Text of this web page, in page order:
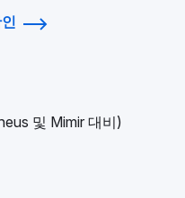
및 Mimir 대비)